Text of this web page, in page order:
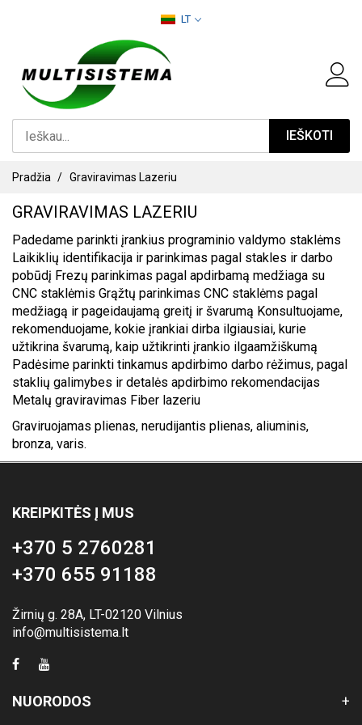
LT
IEŠKOTI
Pradžia Graviravimas Lazeriu
GRAVIRAVIMAS LAZERIU
Padedame parinkti įrankius programinio valdymo staklėms
Laikiklių identifikacija ir parinkimas pagal stakles ir darbo
pobūdį Frezų parinkimas pagal apdirbamą medžiaga su
CNC staklėmis Grąžtų parinkimas CNC staklėms pagal
medžiagą ir pageidaujamą greitį ir švarumą Konsultuojame,
rekomenduojame, kokie įrankiai dirba ilgiausiai, kurie
užtikrina švarumą, kaip užtikrinti įrankio ilgaamžiškumą
Padėsime parinkti tinkamus apdirbimo darbo rėžimus, pagal
staklių galimybes ir detalės apdirbimo rekomendacijas
Metalų graviravimas Fiber lazeriu
Graviruojamas plienas, nerudijantis plienas, aliuminis,
bronza, varis.
KREIPKITĖS Į MUS
+370 5 2760281
+370 655 91188
Žirnių g. 28A, LT-02120 Vilnius
info@multisistema.lt
NUORODOS